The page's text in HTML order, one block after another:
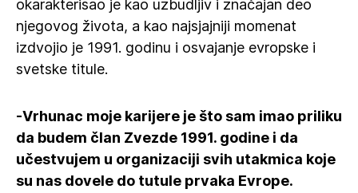
okarakterisao je kao uzbudljiv i značajan deo
njegovog života, a kao najsjajniji momenat
izdvojio je 1991. godinu i osvajanje evropske i
svetske titule.
-Vrhunac moje karijere je što sam imao priliku
da budem član Zvezde 1991. godine i da
učestvujem u organizaciji svih utakmica koje
su nas dovele do tutule prvaka Evrope.